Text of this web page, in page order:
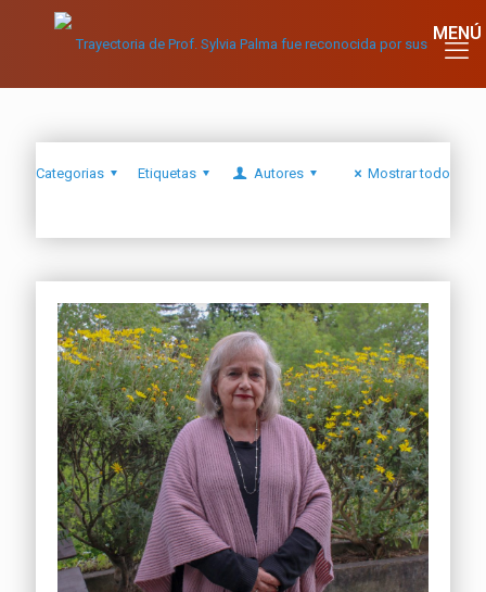
Categorias Etiquetas Autores Mostrar todo